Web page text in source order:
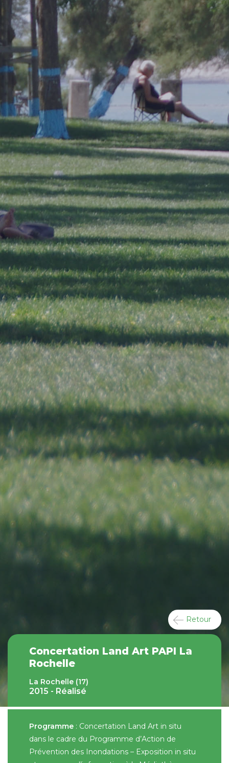
Retour
Concertation Land Art PAPI La
Rochelle
La Rochelle (17)
2015 - Réalisé
Programme : Concertation Land Art in situ
dans le cadre du Programme d’Action de
Prévention des Inondations – Exposition in situ